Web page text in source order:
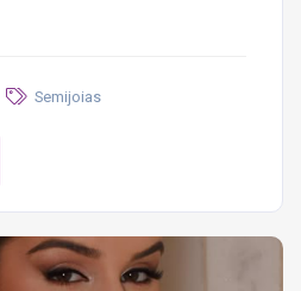
Semijoias